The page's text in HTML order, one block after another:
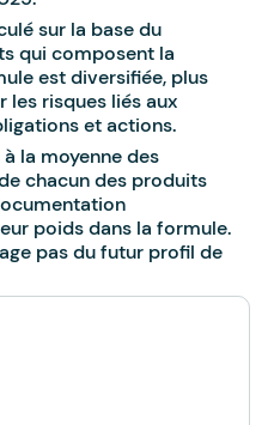
sur la base du
qui composent la
est diversifiée, plus
risques liés aux
et actions.
la moyenne des
chacun des produits
poids dans la formule.
pas du futur profil de